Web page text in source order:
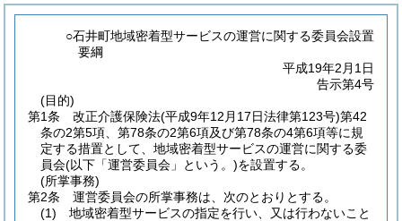
○石井町地域密着型サービスの運営に関する委員会設置
要綱
平成19年2月1日
告示第4号
(目的)
第1条
改正介護保険法(平成9年12月17日法律第123号)第42
条の2第5項、第78条の2第6項及び第78条の4第6項等に規
定する措置として、地域密着型サービスの運営に関する委
員会(以下「運営委員会」という。)を設置する。
(所掌事務)
第2条
運営委員会の所掌事務は、次のとおりとする。
(1)
地域密着型サービスの指定を行い、又は行わないこと